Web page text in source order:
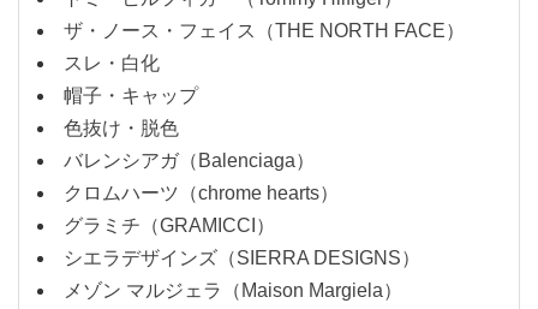
ザ・ノース・フェイス（THE NORTH FACE）
スレ・白化
帽子・キャップ
色抜け・脱色
バレンシアガ（Balenciaga）
クロムハーツ（chrome hearts）
グラミチ（GRAMICCI）
シエラデザインズ（SIERRA DESIGNS）
メゾン マルジェラ（Maison Margiela）